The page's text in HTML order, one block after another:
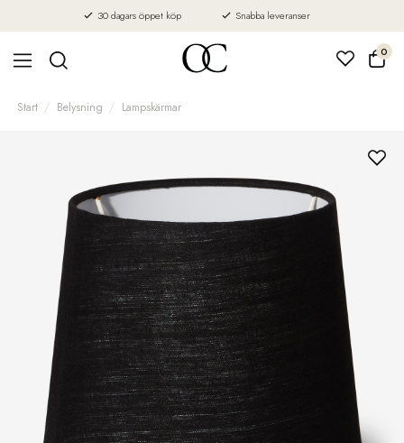
30 dagars öppet köp Snabba leveranser
0
Start Belysning Lampskärmar